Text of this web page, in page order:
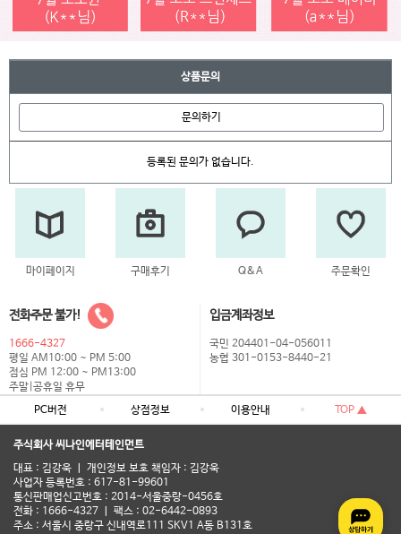
상품문의
문의하기
등록된 문의가 없습니다.
마이페이지 구매후기 Q&A 주문확인
전화주문 불가!
1666-4327
평일 AM10:00 ~ PM 5:00
점심 PM 12:00 ~ PM13:00
주말|공휴일 휴무
입금계좌정보
국민 204401-04-056011
농협 301-0153-8440-21
PC버전 상점정보 이용안내 TOP ▲
주식회사 씨나인에터테인먼트
대표 : 김강욱 ㅣ 개인정보 보호 책임자 : 김강욱
사업자 등록번호 : 617-81-99601
통신판매업신고번호 : 2014-서울중랑-0456호
전화 : 1666-4327 ㅣ 팩스 : 02-6442-0893
주소 : 서울시 중랑구 신내역로111 SKV1 A동 B131호